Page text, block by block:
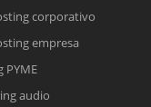
Complete el formulario
corporativo
empresa
PYME
audio